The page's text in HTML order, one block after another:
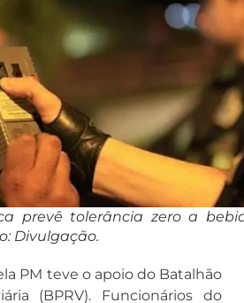
prevê tolerância zero a
Divulgação.
PM teve o apoio do Batalhão
(BPRV). Funcionários do